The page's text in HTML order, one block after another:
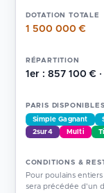
DOTATION TOTALE
1 500 000 €
RÉPARTITION
1er : 857 100 €
PARIS DISPONIBLES
Simple Gagnant
2sur4
Multi
CONDITIONS &
Pour poulains
sera précédée d'un